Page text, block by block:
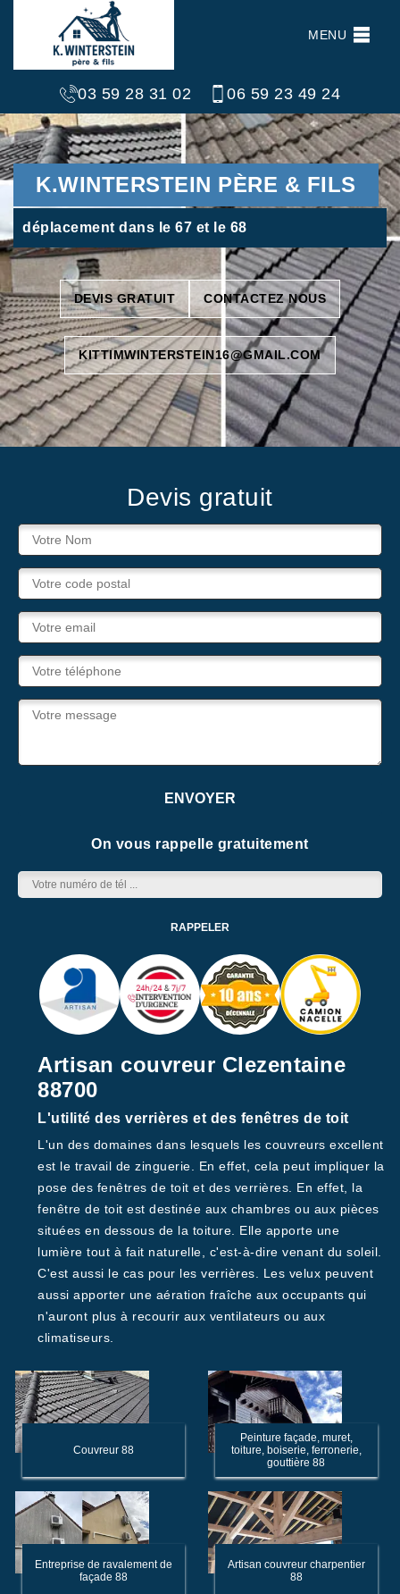
MENU
03 59 28 31 02 06 59 23 49 24
K.WINTERSTEIN PÈRE & FILS
déplacement dans le 67 et le 68
DEVIS GRATUIT CONTACTEZ NOUS
KITTIMWINTERSTEIN16@GMAIL.COM
Devis gratuit
On vous rappelle gratuitement
Artisan couvreur Clezentaine
88700
L'utilité des verrières et des fenêtres de toit
L'un des domaines dans lesquels les couvreurs excellent
est le travail de zinguerie. En effet, cela peut impliquer la
pose des fenêtres de toit et des verrières. En effet, la
fenêtre de toit est destinée aux chambres ou aux pièces
situées en dessous de la toiture. Elle apporte une
lumière tout à fait naturelle, c'est-à-dire venant du soleil.
C'est aussi le cas pour les verrières. Les velux peuvent
aussi apporter une aération fraîche aux occupants qui
n'auront plus à recourir aux ventilateurs ou aux
climatiseurs.
Couvreur 88
Peinture façade, muret,
toiture, boiserie, ferronerie,
gouttière 88
Entreprise de ravalement de
façade 88
Artisan couvreur charpentier
88